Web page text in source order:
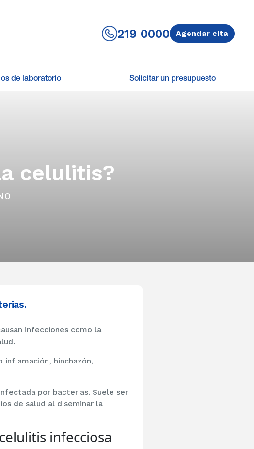
219 0000 Agendar cita
de laboratorio Solicitar un presupuesto
celulitis?
infecciones como la
hinchazón,
por bacterias. Suele ser
de salud al diseminar la
infecciosa